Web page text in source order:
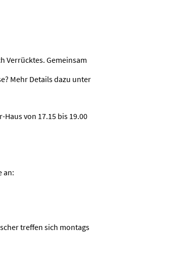
Verrücktes. Gemeinsam
Mehr Details dazu unter
von 17.15 bis 19.00
an:
treffen sich montags